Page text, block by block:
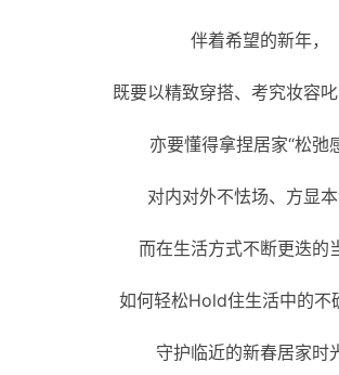
伴着希望的新年，
既要以精致穿搭、考究妆容叱
亦要懂得拿捏居家“松弛感
对内对外不怯场、方显本
而在生活方式不断更迭的
如何轻松Hold住生活中的不
守护临近的新春居家时